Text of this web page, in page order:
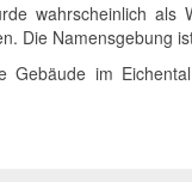
wahrscheinlich als
Die Namensgebung
im